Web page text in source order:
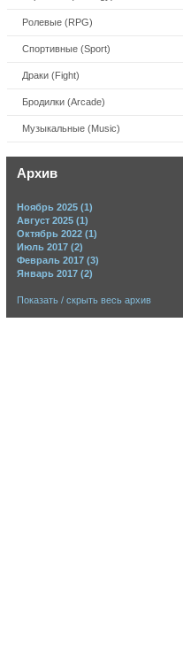
Ролевые (RPG)
Спортивные (Sport)
Драки (Fight)
Бродилки (Arcade)
Музыкальные (Music)
Архив
Ноябрь 2025 (1)
Август 2025 (1)
Октябрь 2022 (1)
Июль 2017 (2)
Февраль 2017 (3)
Январь 2017 (2)
Показать / скрыть весь архив